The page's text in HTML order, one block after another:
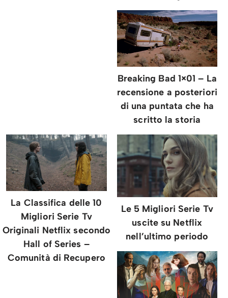
Breaking Bad 1×01 – La
recensione a posteriori
di una puntata che ha
scritto la storia
La Classifica delle 10
Migliori Serie Tv
Originali Netflix secondo
Hall of Series –
Comunità di Recupero
Le 5 Migliori Serie Tv
uscite su Netflix
nell’ultimo periodo